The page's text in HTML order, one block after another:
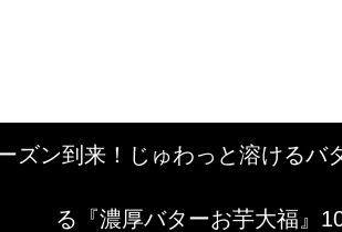
ズン到来！じゅわっと溶けるバ
る『濃厚バターお芋大福』